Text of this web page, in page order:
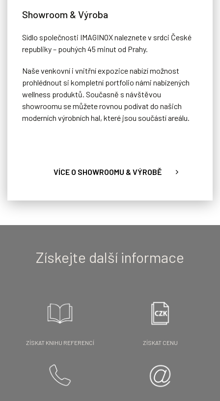
Showroom & Výroba
Sídlo společnosti IMAGINOX naleznete v srdci České
republiky – pouhých 45 minut od Prahy.
Naše venkovní i vnitřní expozice nabízí možnost
prohlédnout si kompletní portfolio námi nabízených
wellness produktů. Současně s návštěvou
showroomu se můžete rovnou podívat do našich
moderních výrobních hal, které jsou součástí areálu.
VÍCE O SHOWROOMU & VÝROBĚ
Získejte další informace
ZÍSKAT KNIHU REFERENCÍ ZÍSKAT CENU